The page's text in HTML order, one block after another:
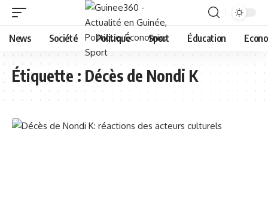
News Société Politique Sport Éducation
Étiquette :Décès de Nondi K